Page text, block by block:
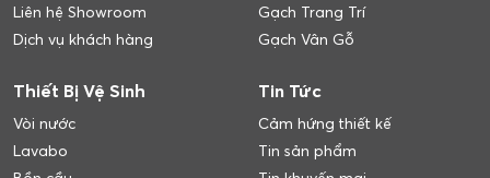
Liên hệ Showroom
Dịch vụ khách hàng
Gạch Trang Trí
Gạch Vân Gỗ
Thiết Bị Vệ Sinh
Vòi nước
Lavabo
Tin Tức
Cảm hứng thiết kế
Tin sản phẩm